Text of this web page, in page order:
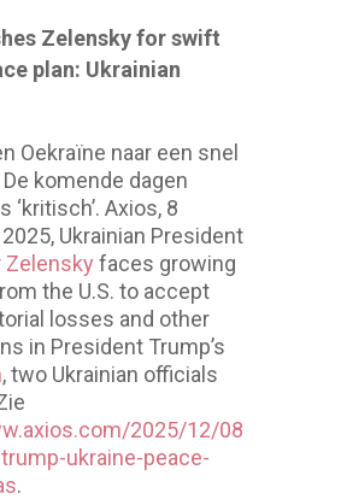
Zelensky for swift
plan: Ukrainian
Oekraïne naar een snel
De komende dagen
‘kritisch’. Axios, 8
Ukrainian President
Zelensky faces growing
the U.S. to accept
losses and other
in President Trump’s
, two Ukrainian officials
2025/12/08
ukraine-peace-
.